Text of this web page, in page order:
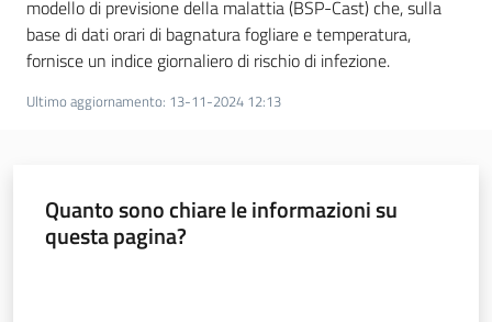
modello di previsione della malattia (BSP-Cast) che, sulla
base di dati orari di bagnatura fogliare e temperatura,
fornisce un indice giornaliero di rischio di infezione.
Ultimo aggiornamento: 13-11-2024 12:13
Quanto sono chiare le informazioni su
questa pagina?